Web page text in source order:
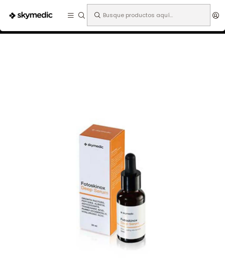
Dermatología Cosmética Fotoskinox Deep Serum